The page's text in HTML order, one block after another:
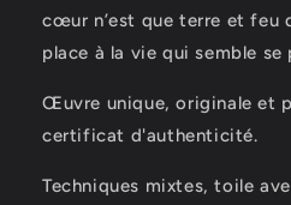
cœur n’est que terre et feu
place à la vie qui semble
Œuvre unique, originale et
certificat d'authenticité.
Techniques mixtes, toile